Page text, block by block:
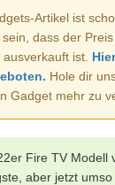
Artikel ist
dass der
ist.
Hole dir
Gadget mehr zu
Fire TV Modell
aber jetzt